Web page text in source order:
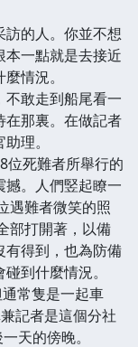
的人。你並不想
一點就是去接近
情況。
敢走到船尾看一
在那裏。在做記者
理。
死難者所舉行的
。人們竪起瞭一
遇難者微笑的照
部打開著，以備
有得到，也為防備
到什麼情況。
通常隻是一起車
記者是這個分社
天的傍晚。